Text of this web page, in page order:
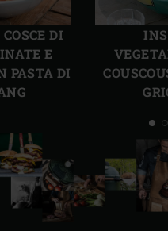
DI
E
PASTA DI
Precedente